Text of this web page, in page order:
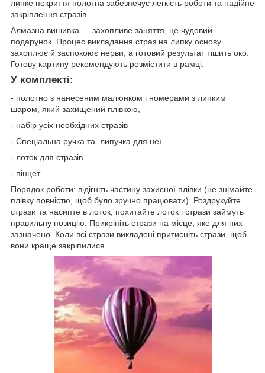
липке покриття полотна забезпечує легкість роботи та надійне
закріплення стразів.
Алмазна вишивка — захопливе заняття, це чудовий
подарунок. Процес викладання страз на липку основу
захоплює й заспокоює нерви, а готовий результат тішить око.
Готову картину рекомендують розмістити в рамці.
У комплекті:
- полотно з нанесеним малюнком і номерами з липким
шаром, який захищений плівкою,
- набір усіх необхідних стразів
- Спеціальна ручка та липучка для неї
- лоток для стразів
- пінцет
Порядок роботи: відігніть частину захисної плівки (не знімайте
плівку повністю, щоб було зручно працювати). Роздрукуйте
стрази та насипте в лоток, похитайте лоток і стрази займуть
правильну позицію. Прикріпіть стрази на місце, яке для них
зазначено. Коли всі стрази викладені притисніть стрази, щоб
вони краще закріпилися.